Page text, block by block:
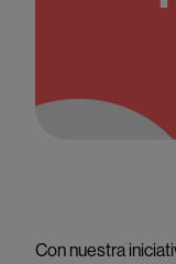
Con nuestra